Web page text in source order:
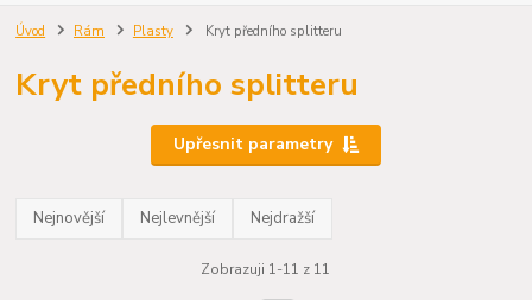
Úvod Rám Plasty Kryt předního splitteru
Kryt předního splitteru
Upřesnit parametry
Nejnovější Nejlevnější Nejdražší
Zobrazuji 1-11 z 11